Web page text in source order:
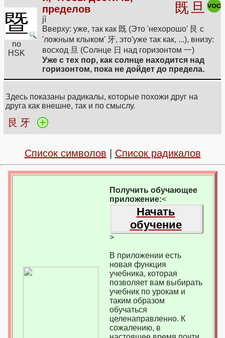
暨
no
HSK
пределов
jì
既旦
Вверху: уже, так как 既 (Это 'нехорошо' 艮 с
'ложным клыком' 牙, это'уже так как, ...), внизу:
восход 旦 (Солнце 日 над горизонтом 一)
Уже с тех пор, как солнце находится над
горизонтом, пока не дойдет до предела.
Здесь показаны радикалы, которые похожи друг на
друга как внешне, так и по смыслу.
艮 牙
Список символов Список радикалов
Получить обучающее
приложение:<
Начать
обучение
>
В приложении есть
новая функция
учебника, которая
позволяет вам выбирать
учебник по урокам и
таким образом
обучаться
целенаправленно. К
сожалению, в